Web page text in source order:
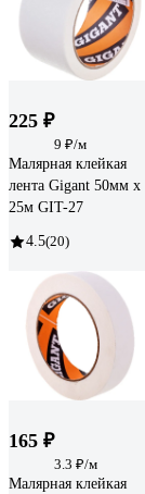
225 ₽
9 ₽/м
Малярная клейкая
лента Gigant 50мм x
25м GIT-27
4.5(20)
165 ₽
3.3 ₽/м
Малярная клейкая